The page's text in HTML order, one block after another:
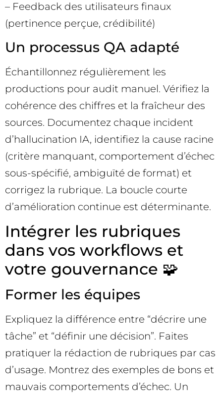
– Feedback des utilisateurs finaux
(pertinence perçue, crédibilité)
Un processus QA adapté
Échantillonnez régulièrement les
productions pour audit manuel. Vérifiez la
cohérence des chiffres et la fraîcheur des
sources. Documentez chaque incident
d’hallucination IA, identifiez la cause racine
(critère manquant, comportement d’échec
sous-spécifié, ambiguïté de format) et
corrigez la rubrique. La boucle courte
d’amélioration continue est déterminante.
Intégrer les rubriques
dans vos workflows et
votre gouvernance 🧩
Former les équipes
Expliquez la différence entre “décrire une
tâche” et “définir une décision”. Faites
pratiquer la rédaction de rubriques par cas
d’usage. Montrez des exemples de bons et
mauvais comportements d’échec. Un